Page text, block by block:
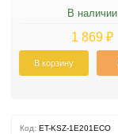
В наличии
1 869 ₽
В корзину
Код: ET-KSZ-1E201ECO